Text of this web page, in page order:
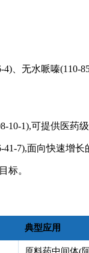
、无水哌嗪(110-
10-1),可提供医药级
7),面向快速增
标。
典型应用
原料药中间体(